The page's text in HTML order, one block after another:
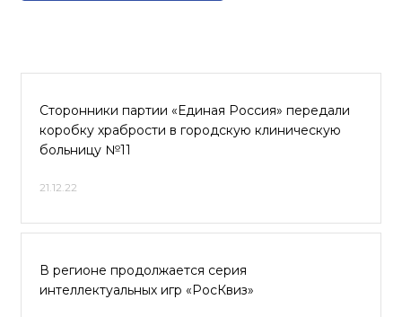
Сторонники партии «Единая Россия» передали
коробку храбрости в городскую клиническую
больницу №11
21.12.22
В регионе продолжается серия
интеллектуальных игр «РосКвиз»